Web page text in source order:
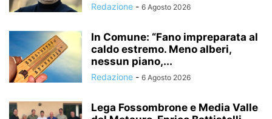
Redazione - 6 Agosto 2026
In Comune: “Fano impreparata al
caldo estremo. Meno alberi,
nessun piano,...
Redazione - 6 Agosto 2026
Lega Fossombrone e Media Valle